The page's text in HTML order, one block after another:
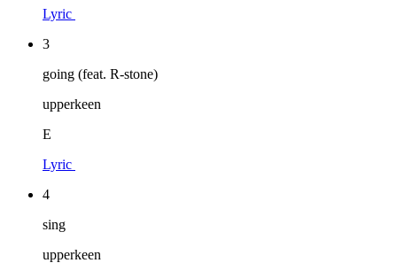
Lyric
3
going (feat. R-stone)
upperkeen
E
Lyric
4
sing
upperkeen